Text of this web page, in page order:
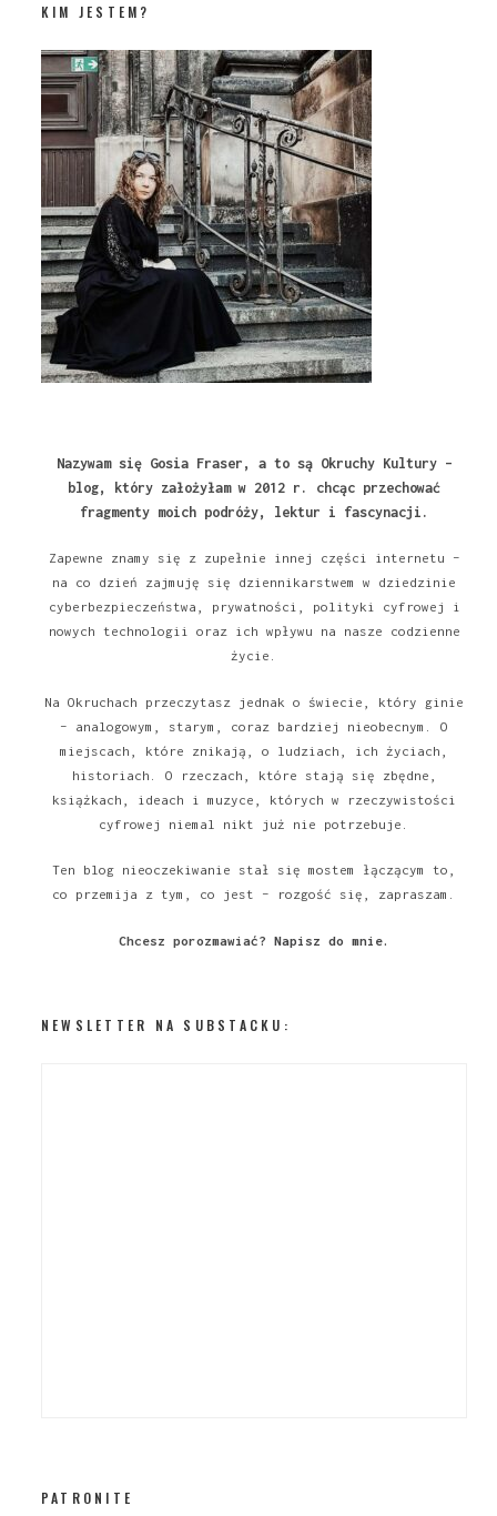
KIM JESTEM?
Nazywam się Gosia Fraser, a to są Okruchy Kultury –
blog, który założyłam w 2012 r. chcąc przechować
fragmenty moich podróży, lektur i fascynacji.
Zapewne znamy się z zupełnie innej części internetu –
na co dzień zajmuję się dziennikarstwem w dziedzinie
cyberbezpieczeństwa, prywatności, polityki cyfrowej i
nowych technologii oraz ich wpływu na nasze codzienne
życie.
Na Okruchach przeczytasz jednak o świecie, który ginie
– analogowym, starym, coraz bardziej nieobecnym. O
miejscach, które znikają, o ludziach, ich życiach,
historiach. O rzeczach, które stają się zbędne,
książkach, ideach i muzyce, których w rzeczywistości
cyfrowej niemal nikt już nie potrzebuje.
Ten blog nieoczekiwanie stał się mostem łączącym to,
co przemija z tym, co jest – rozgość się, zapraszam.
Chcesz porozmawiać? Napisz do mnie.
NEWSLETTER NA SUBSTACKU:
PATRONITE